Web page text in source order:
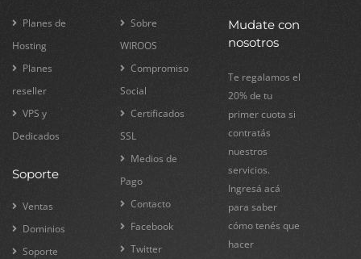
Planes de
Hosting
Planes
reseller
VPS y
Dedicados
Soporte
Ventas
Dominios
Soporte
Sobre
WIROOS
Compromiso
Social
Certificados
SSL
Medios de
Pago
Contacto
Facebook
Twitter
Mudate con
nosotros
Te regalamos el
20% de tu
primer cuota si
contratás
nuestros
servicios.
Ingresá acá
para saber
cómo tenés que
hacer